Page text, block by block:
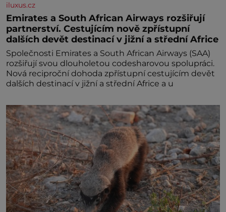
iluxus.cz
Emirates a South African Airways rozšiřují
partnerství. Cestujícím nově zpřístupní
dalších devět destinací v jižní a střední Africe
Společnosti Emirates a South African Airways (SAA)
rozšiřují svou dlouholetou codesharovou spolupráci.
Nová reciproční dohoda zpřístupní cestujícím devět
dalších destinací v jižní a střední Africe a u